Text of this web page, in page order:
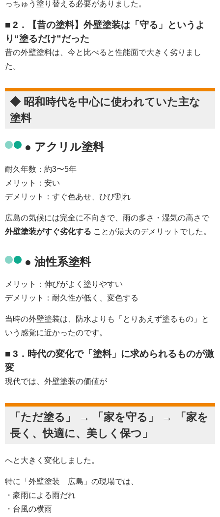
っちゅう塗り替える必要がありました。
■ 2．【昔の塗料】外壁塗装は「守る」というよ
り“塗るだけ”だった
昔の外壁塗料は、今と比べると性能面で大きく劣りまし
た。
◆ 昭和時代を中心に使われていた主な
塗料
● アクリル塗料
耐久年数：約3〜5年
メリット：安い
デメリット：すぐ色あせ、ひび割れ
広島の気候には完全に不向きで、雨の多さ・湿気の高さで
外壁塗装がすぐ劣化する ことが最大のデメリットでした。
● 油性系塗料
メリット：伸びがよく塗りやすい
デメリット：耐久性が低く、変色する
当時の外壁塗装は、防水よりも「とりあえず塗るもの」と
いう感覚に近かったのです。
■ 3．時代の変化で「塗料」に求められるものが激
変
現代では、外壁塗装の価値が
「ただ塗る」 → 「家を守る」 → 「家を
長く、快適に、美しく保つ」
へと大きく変化しました。
特に「外壁塗装 広島」の現場では、
・豪雨による雨だれ
・台風の横雨